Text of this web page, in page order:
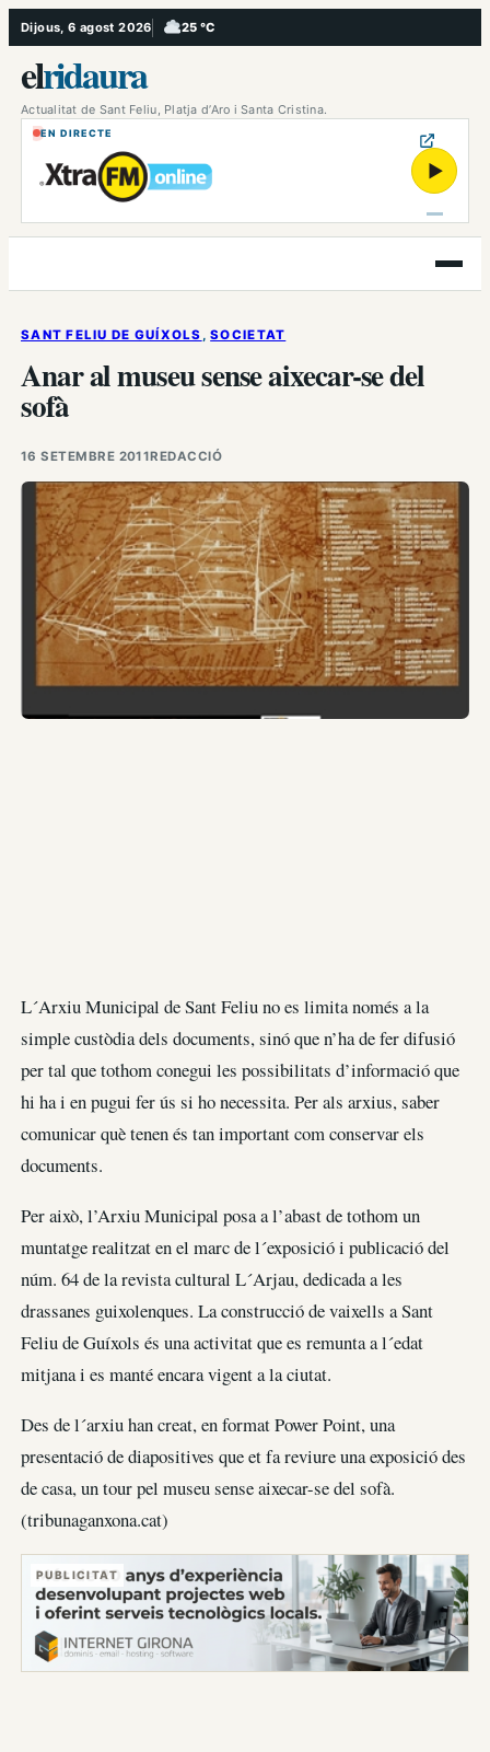
Vés
al
contingut
Dijous, 6 agost 2026 25 °C
, Ennuvolat
elridaura
Actualitat de Sant Feliu, Platja d’Aro i Santa Cristina.
EN DIRECTE
▶
Obre
el
SANT FELIU DE GUÍXOLS , SOCIETAT
Anar al museu sense aixecar-se del
sofà
16 SETEMBRE 2011REDACCIÓ
L´Arxiu Municipal de Sant Feliu no es limita només a la
simple custòdia dels documents, sinó que n’ha de fer difusió
per tal que tothom conegui les possibilitats d’informació que
hi ha i en pugui fer ús si ho necessita. Per als arxius, saber
comunicar què tenen és tan important com conservar els
documents.
Per això, l’Arxiu Municipal posa a l’abast de tothom un
muntatge realitzat en el marc de l´exposició i publicació del
núm. 64 de la revista cultural L´Arjau, dedicada a les
drassanes guixolenques. La construcció de vaixells a Sant
Feliu de Guíxols és una activitat que es remunta a l´edat
mitjana i es manté encara vigent a la ciutat.
Des de l´arxiu han creat, en format Power Point, una
presentació de diapositives que et fa reviure una exposició des
de casa, un tour pel museu sense aixecar-se del sofà.
(tribunaganxona.cat)
PUBLICITAT